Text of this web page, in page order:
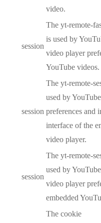
video.
session
The yt-remote-
is used by
video player
YouTube videos.
session
The yt-remote-
used by
preferences and
interface of the
video player.
session
The yt-remote-
used by
video player
embedded
The cookie